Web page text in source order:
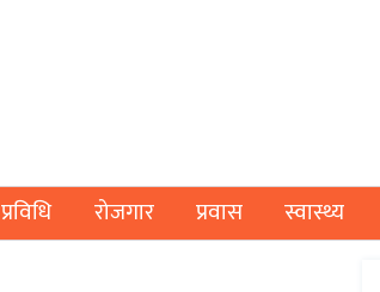
प्रविधि रोजगार प्रवास स्वास्थ्य